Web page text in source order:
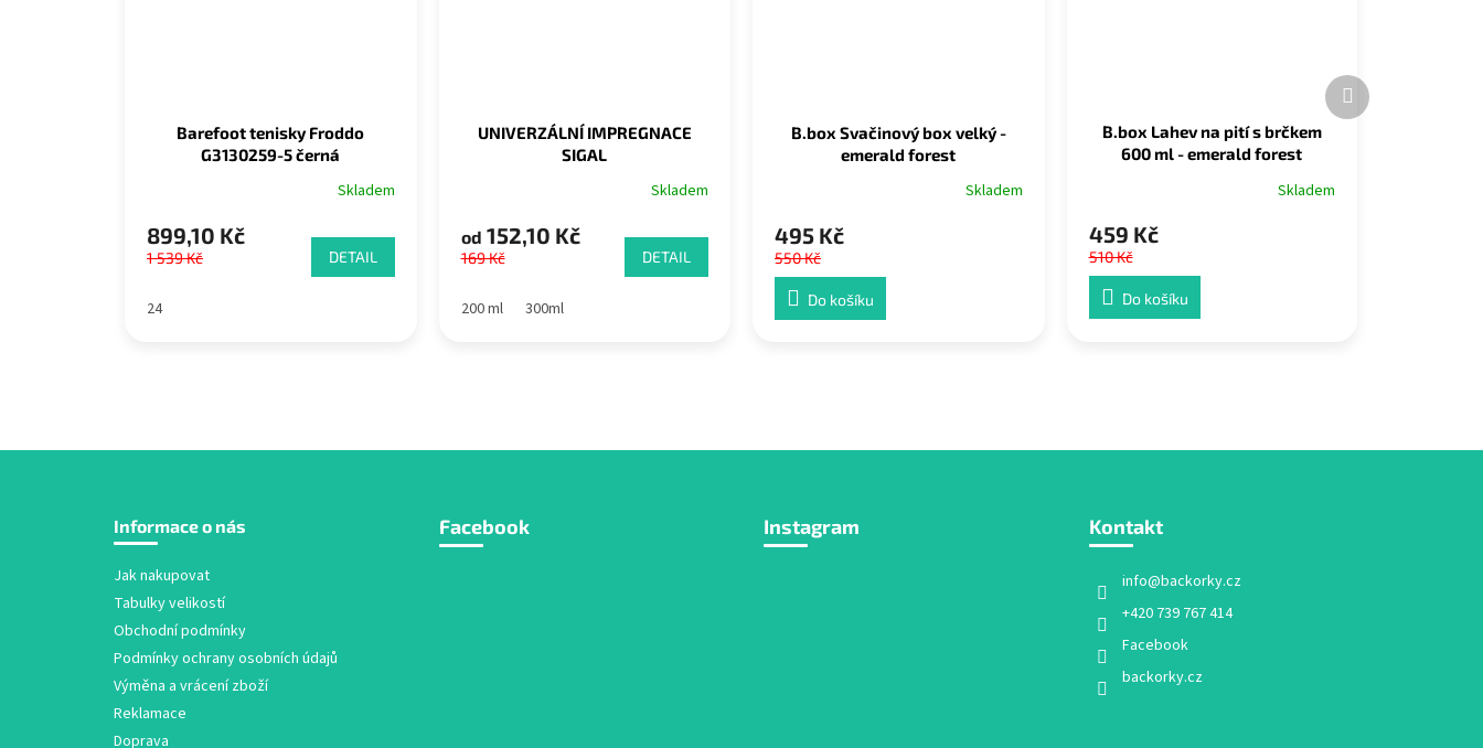
Barefoot tenisky Froddo
G3130259-5 černá
Skladem
899,10 Kč
1 539 Kč DETAIL
24
UNIVERZÁLNÍ IMPREGNACE
SIGAL
Skladem
od 152,10 Kč
169 Kč DETAIL
200 ml 300ml
B.box Svačinový box velký -
emerald forest
Skladem
495 Kč
550 Kč
Do košíku
B.box Lahev na pití s brčkem
600 ml - emerald forest
Skladem
459 Kč
510 Kč
Do košíku
Další
produkt
Informace o nás
Jak nakupovat
Tabulky velikostí
Obchodní podmínky
Podmínky ochrany osobních údajů
Výměna a vrácení zboží
Reklamace
Doprava
Facebook Instagram Kontakt
info@backorky.cz
+420 739 767 414
Facebook
backorky.cz